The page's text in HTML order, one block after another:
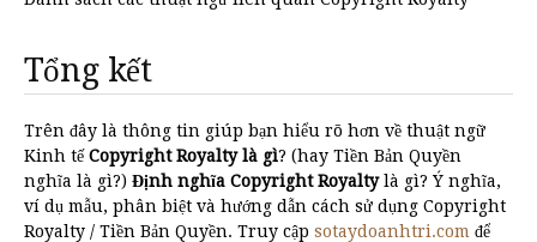
Tổng kết
Trên đây là thông tin giúp bạn hiểu rõ hơn về thuật ngữ
Kinh tếCopyright Royalty là gì? (hay Tiền Bản Quyền
nghĩa là gì?) Định nghĩa Copyright Royaltylà gì? Ý nghĩa,
ví dụ mẫu, phân biệt và hướng dẫn cách sử dụng Copyright
Royalty / Tiền Bản Quyền. Truy cập sotaydoanhtri.com để